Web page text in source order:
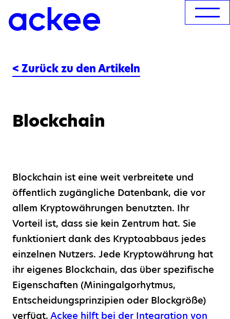
< Zurück zu den Artikeln
Blockchain
Blockchain ist eine weit verbreitete und
öffentlich zugängliche Datenbank, die vor
allem Kryptowährungen benutzten. Ihr
Vorteil ist, dass sie kein Zentrum hat. Sie
funktioniert dank des Kryptoabbaus jedes
einzelnen Nutzers. Jede Kryptowährung hat
ihr eigenes Blockchain, das über spezifische
Eigenschaften (Miningalgorhytmus,
Entscheidungsprinzipien oder Blockgröße)
verfügt. Ackee hilft bei der Integration von